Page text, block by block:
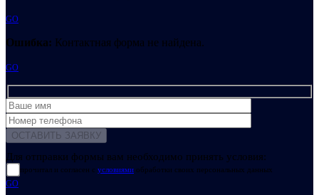
GO
Ошибка: Контактная форма не найдена.
GO
Для отправки формы вам необходимо принять условия:
прочитал и согласен с условиями обработки своих персональных данных
GO